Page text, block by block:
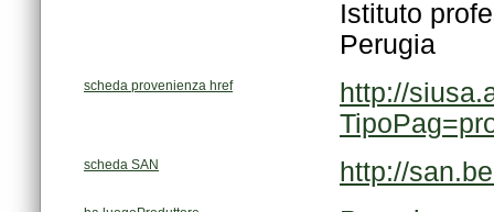
Perugia
scheda provenienza href
scheda SAN http://